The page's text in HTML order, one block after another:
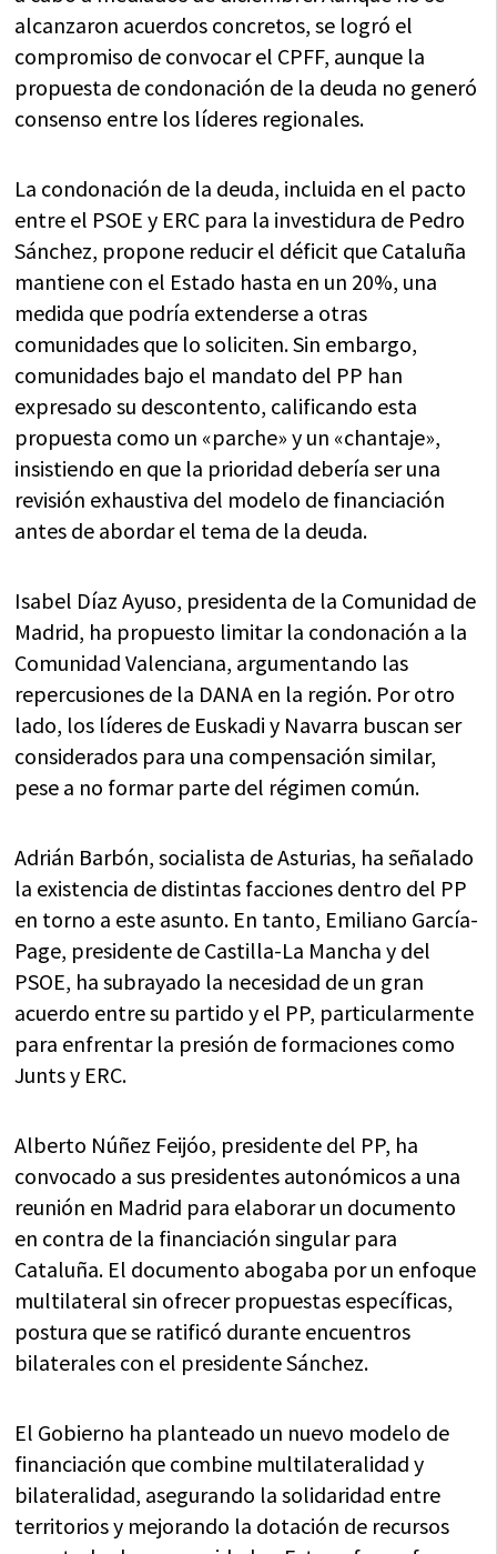
alcanzaron acuerdos concretos, se logró el
compromiso de convocar el CPFF, aunque la
propuesta de condonación de la deuda no generó
consenso entre los líderes regionales.
La condonación de la deuda, incluida en el pacto
entre el PSOE y ERC para la investidura de Pedro
Sánchez, propone reducir el déficit que Cataluña
mantiene con el Estado hasta en un 20%, una
medida que podría extenderse a otras
comunidades que lo soliciten. Sin embargo,
comunidades bajo el mandato del PP han
expresado su descontento, calificando esta
propuesta como un «parche» y un «chantaje»,
insistiendo en que la prioridad debería ser una
revisión exhaustiva del modelo de financiación
antes de abordar el tema de la deuda.
Isabel Díaz Ayuso, presidenta de la Comunidad de
Madrid, ha propuesto limitar la condonación a la
Comunidad Valenciana, argumentando las
repercusiones de la DANA en la región. Por otro
lado, los líderes de Euskadi y Navarra buscan ser
considerados para una compensación similar,
pese a no formar parte del régimen común.
Adrián Barbón, socialista de Asturias, ha señalado
la existencia de distintas facciones dentro del PP
en torno a este asunto. En tanto, Emiliano García-
Page, presidente de Castilla-La Mancha y del
PSOE, ha subrayado la necesidad de un gran
acuerdo entre su partido y el PP, particularmente
para enfrentar la presión de formaciones como
Junts y ERC.
Alberto Núñez Feijóo, presidente del PP, ha
convocado a sus presidentes autonómicos a una
reunión en Madrid para elaborar un documento
en contra de la financiación singular para
Cataluña. El documento abogaba por un enfoque
multilateral sin ofrecer propuestas específicas,
postura que se ratificó durante encuentros
bilaterales con el presidente Sánchez.
El Gobierno ha planteado un nuevo modelo de
financiación que combine multilateralidad y
bilateralidad, asegurando la solidaridad entre
territorios y mejorando la dotación de recursos